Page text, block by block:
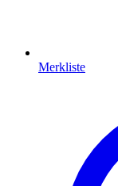
Merkliste